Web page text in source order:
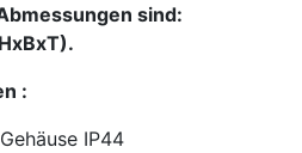
sind:
:
IP44